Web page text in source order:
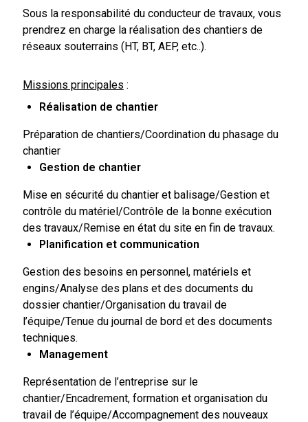
Sous la responsabilité du conducteur de travaux, vous
prendrez en charge la réalisation des chantiers de
réseaux souterrains (HT, BT, AEP, etc..).
Missions principales :
Réalisation de chantier
Préparation de chantiers/Coordination du phasage du
chantier
Gestion de chantier
Mise en sécurité du chantier et balisage/Gestion et
contrôle du matériel/Contrôle de la bonne exécution
des travaux/Remise en état du site en fin de travaux.
Planification et communication
Gestion des besoins en personnel, matériels et
engins/Analyse des plans et des documents du
dossier chantier/Organisation du travail de
l’équipe/Tenue du journal de bord et des documents
techniques.
Management
Représentation de l’entreprise sur le
chantier/Encadrement, formation et organisation du
travail de l’équipe/Accompagnement des nouveaux